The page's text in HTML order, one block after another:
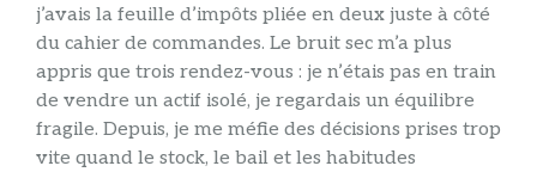
j’avais la feuille d’impôts pliée en deux juste à côté
du cahier de commandes. Le bruit sec m’a plus
appris que trois rendez-vous : je n’étais pas en train
de vendre un actif isolé, je regardais un équilibre
fragile. Depuis, je me méfie des décisions prises trop
vite quand le stock, le bail et les habitudes